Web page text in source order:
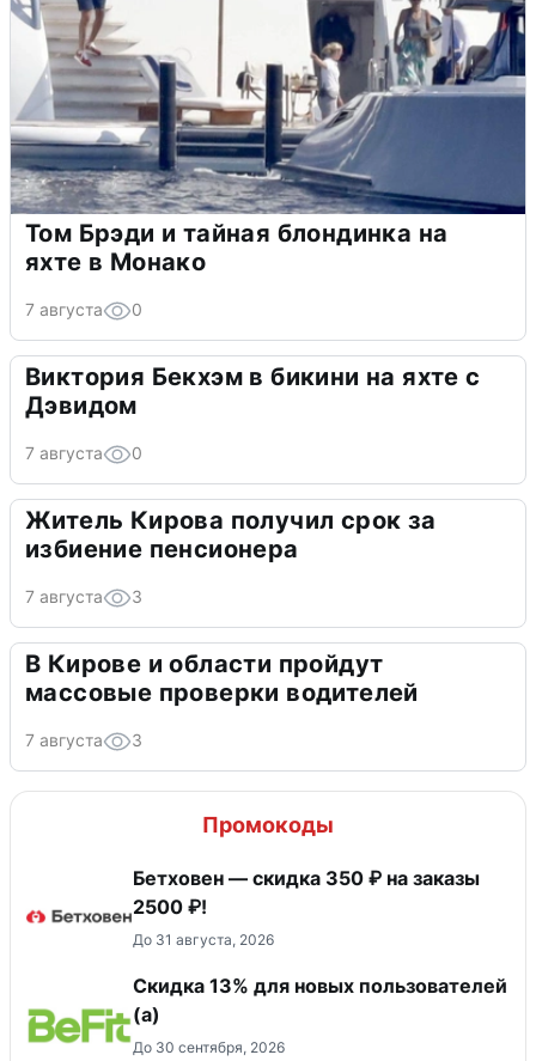
Том Брэди и тайная блондинка на
яхте в Монако
7 августа 0
Виктория Бекхэм в бикини на яхте с
Дэвидом
7 августа 0
Житель Кирова получил срок за
избиение пенсионера
7 августа 3
В Кирове и области пройдут
массовые проверки водителей
7 августа 3
Промокоды
Бетховен — скидка 350 ₽ на заказы
2500 ₽!
До 31 августа, 2026
Скидка 13% для новых пользователей
(а)
До 30 сентября, 2026